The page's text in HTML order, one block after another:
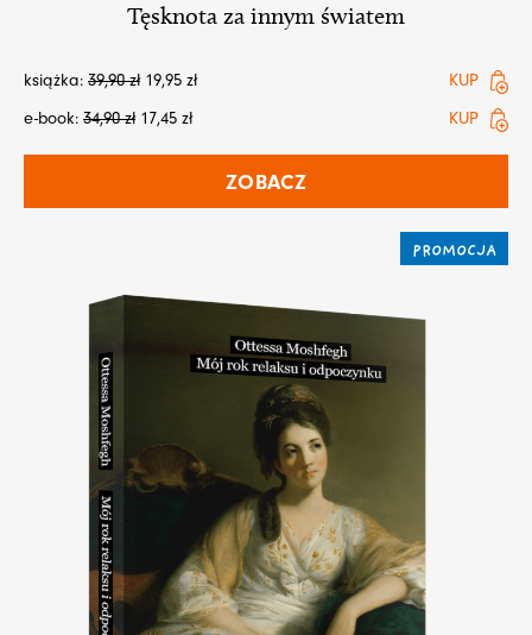
Tęsknota za innym światem
książka: 39,90zł 19,95 zł
KUP
e-book: 34,90zł 17,45 zł KUP
ZOBACZ
PROMOCJA